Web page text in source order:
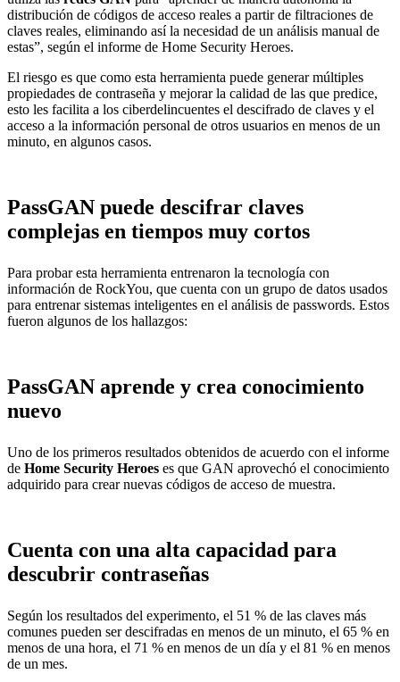
distribución de códigos de acceso reales a partir de filtraciones de
claves reales, eliminando así la necesidad de un análisis manual de
estas”, según el informe de Home Security Heroes.
El riesgo es que como esta herramienta puede generar múltiples
propiedades de contraseña y mejorar la calidad de las que predice,
esto les facilita a los ciberdelincuentes el descifrado de claves y el
acceso a la información personal de otros usuarios en menos de un
minuto, en algunos casos.
PassGAN puede descifrar claves
complejas en tiempos muy cortos
Para probar esta herramienta entrenaron la tecnología con
información de RockYou, que cuenta con un grupo de datos usados
para entrenar sistemas inteligentes en el análisis de passwords. Estos
fueron algunos de los hallazgos:
PassGAN aprende y crea conocimiento
nuevo
Uno de los primeros resultados obtenidos de acuerdo con el informe
de Home Security Heroes es que GAN aprovechó el conocimiento
adquirido para crear nuevas códigos de acceso de muestra.
Cuenta con una alta capacidad para
descubrir contraseñas
Según los resultados del experimento, el 51 % de las claves más
comunes pueden ser descifradas en menos de un minuto, el 65 % en
menos de una hora, el 71 % en menos de un día y el 81 % en menos
de un mes.